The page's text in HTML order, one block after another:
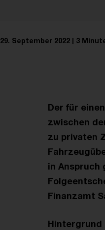
29. September 2022 3
Der für
zwischen
zu privaten
in Anspruch
Finanzamt
Hintergrund